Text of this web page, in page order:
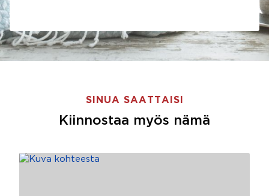
SINUA SAATTAISI
Kiinnostaa myös nämä